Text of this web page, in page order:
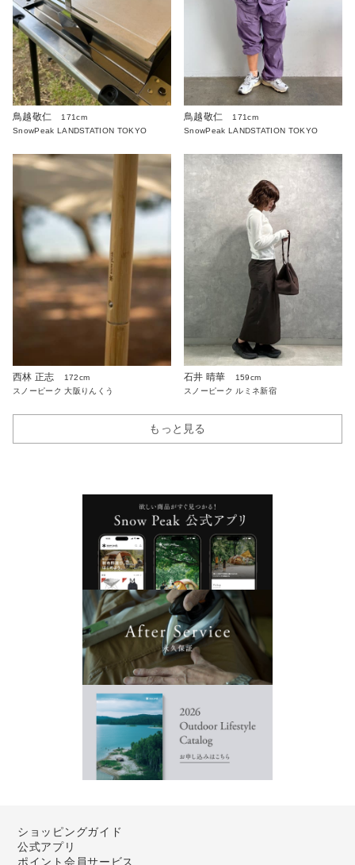
鳥越敬仁
171cm
SnowPeak LANDSTATION TOKYO
鳥越敬仁
171cm
SnowPeak LANDSTATION TOKYO
西林 正志
172cm
スノーピーク 大阪りんくう
石井 晴華
159cm
スノーピーク ルミネ新宿
もっと見る
ショッピングガイド
公式アプリ
ポイント会員サービス